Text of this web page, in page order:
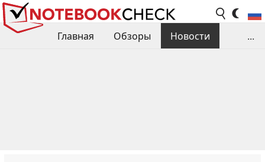
Главная Обзоры
Новости
...